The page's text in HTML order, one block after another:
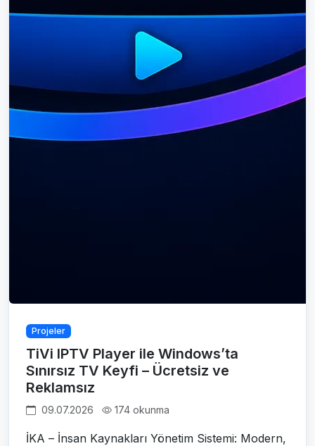
Projeler
TiVi IPTV Player ile Windows’ta
Sınırsız TV Keyfi – Ücretsiz ve
Reklamsız
09.07.2026 174 okunma
İKA – İnsan Kaynakları Yönetim Sistemi: Modern,